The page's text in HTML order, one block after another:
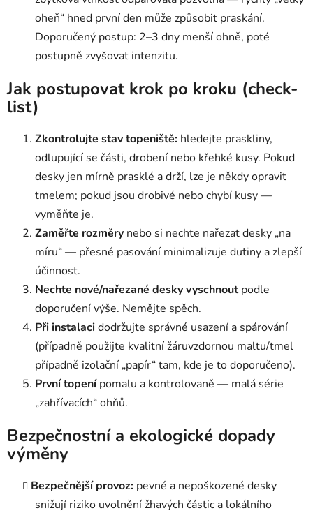
oheň“ hned první den může způsobit praskání.
Doporučený postup: 2–3 dny menší ohně, poté
postupně zvyšovat intenzitu.
Jak postupovat krok po kroku (check-
list)
Zkontrolujte stav topeniště: hledejte praskliny,
odlupující se části, drobení nebo křehké kusy. Pokud
desky jen mírně prasklé a drží, lze je někdy opravit
tmelem; pokud jsou drobivé nebo chybí kusy —
vyměňte je.
Zaměřte rozměry nebo si nechte nařezat desky „na
míru“ — přesné pasování minimalizuje dutiny a zlepší
účinnost.
Nechte nové/nařezané desky vyschnoutpodle
doporučení výše. Nemějte spěch.
Při instalacidodržujte správné usazení a spárování
(případně použijte kvalitní žáruvzdornou maltu/tmel
případně izolační „papír“ tam, kde je to doporučeno).
První topenípomalu a kontrolovaně — malá série
„zahřívacích“ ohňů.
Bezpečnostní a ekologické dopady
výměny
Bezpečnější provoz: pevné a nepoškozené desky
snižují riziko uvolnění žhavých částic a lokálního